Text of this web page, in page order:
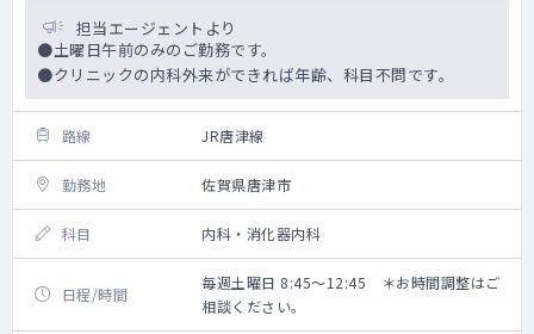
担当エージェントより
●土曜日午前のみのご勤務です。
●クリニックの内科外来ができれば年齢、科目不問です。
路線 JR唐津線
勤務地 佐賀県唐津市
科目 内科・消化器内科
日程/時間
毎週土曜日 8:45～12:45 ＊お時間調整はご
相談ください。